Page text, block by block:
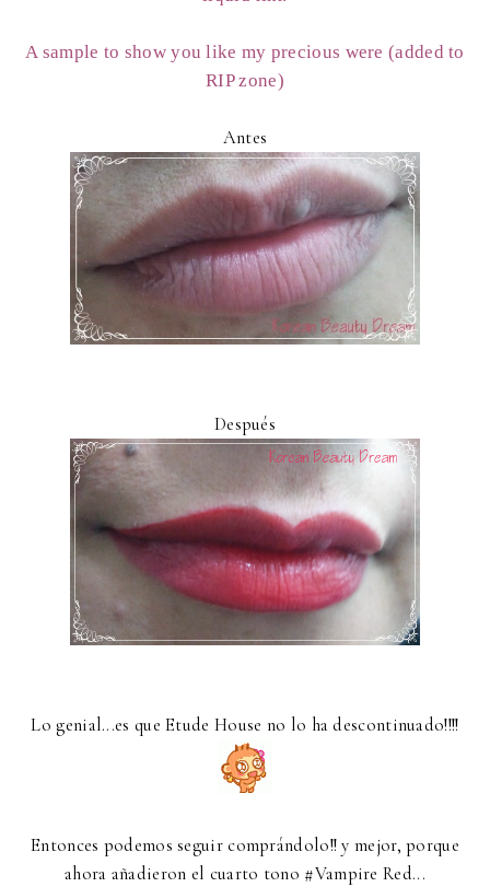
A sample to show you like my precious were (added to
RIP zone)
Antes
Después
Lo genial...es que Etude House no lo ha descontinuado!!!!
Entonces podemos seguir comprándolo!! y mejor, porque
ahora añadieron el cuarto tono #Vampire Red...